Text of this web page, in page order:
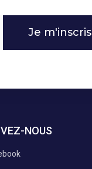
Je m'inscris
NOUS